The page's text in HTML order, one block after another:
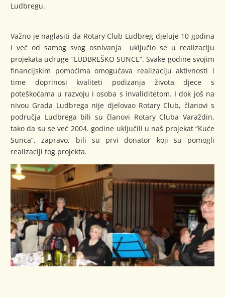
Ludbregu.
Važno je naglasiti da Rotary Club Ludbreg djeluje 10 godina
i već od samog svog osnivanja uključio se u realizaciju
projekata udruge “LUDBREŠKO SUNCE”. Svake godine svojim
financijskim pomoćima omogućava realizaciju aktivnosti i
time doprinosi kvaliteti podizanja života djece s
poteškoćama u razvoju i osoba s invaliditetom. I dok još na
nivou Grada Ludbrega nije djelovao Rotary Club, članovi s
područja Ludbrega bili su članovi Rotary Cluba Varaždin,
tako da su se već 2004. godine uključili u naš projekat “Kuće
Sunca”, zapravo, bili su prvi donator koji su pomogli
realizaciji tog projekta.